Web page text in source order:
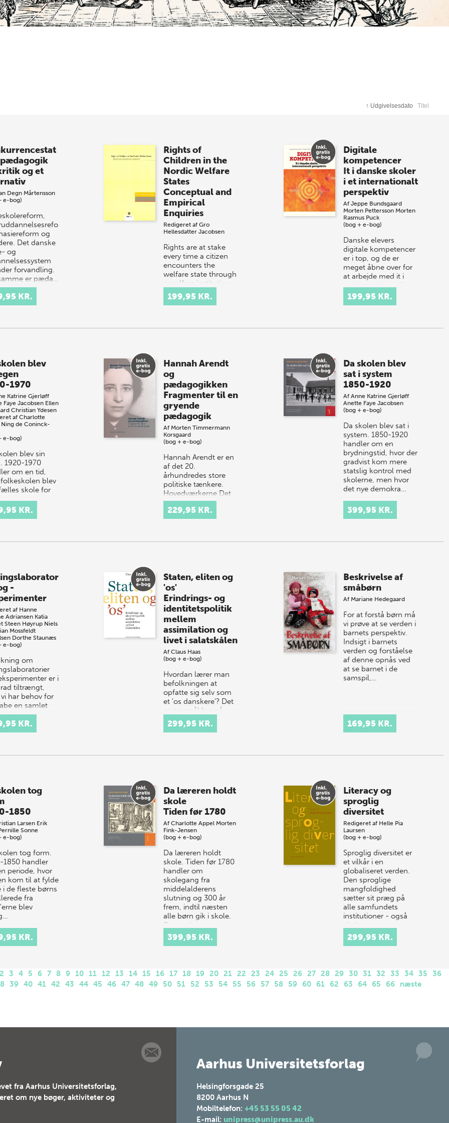
↑ Udgivelsesdato Titel
pædagogik
og et
Degn Mårtensson
e-bog)
og
Det danske
og
forvandling.
er pæda…
KR.
Rights of
Children in the
Nordic Welfare
States
Conceptual and
Empirical
Enquiries
Redigeret af Gro
Hellesdatter Jacobsen
Rights are at stake
every time a citizen
encounters the
welfare state through
a welfare institution
or through contact
with welfare
199,95 KR.
Digitale
kompetencer
It i danske skoler
i et internationalt
perspektiv
AfJeppe Bundsgaard
Morten Pettersson Morten
Rasmus Puck
(bog + e-bog)
Danske elevers
digitale kompetencer
er i top, og de er
meget åbne over for
at arbejde med it i
undervisningen. Det
gælder også deres
lærere, som har h…
199,95 KR.
blev
1970
Katrine Gjerløff
Faye Jacobsen Ellen
Christian Ydesen
af Charlotte
Ning de Coninck-
e-bog)
blev sin
1920-1970
om en tid,
blev
skole for
fleste børn,
stadig flere
KR.
Hannah Arendt
og
pædagogikken
Fragmenter til en
gryende
pædagogik
Af Morten Timmermann
Korsgaard
(bog + e-bog)
Hannah Arendt er en
af det 20.
århundredes store
politiske tænkere.
Hovedværkerne Det
totalitære
samfundssystems
oprindelse,
229,95 KR.
Da skolen blev
sat i system
1850-1920
AfAnne Katrine Gjerløff
Anette Faye Jacobsen
(bog + e-bog)
Da skolen blev sat i
system. 1850-1920
handler om en
brydningstid, hvor der
gradvist kom mere
statslig kontrol med
skolerne, men hvor
det nye demokra…
399,95 KR.
-
af Hanne
Adriansen Katia
Steen Høyrup Niels
Mossfeldt
Dorthe Staunæs
e-bog)
om
er i
tiltrængt,
har behov for
en samlet
over et
fler…
KR.
Staten, eliten og
'os'
Erindrings- og
identitetspolitik
mellem
assimilation og
livet i salatskålen
Af Claus Haas
(bog + e-bog)
Hvordan lærer man
befolkningen at
opfatte sig selv som
et 'os danskere'? Det
spørgsmål har på
forskellig vis været et
hovedtema i skolens
299,95 KR.
Beskrivelse af
småbørn
Af Mariane Hedegaard
For at forstå børn må
vi prøve at se verden i
barnets perspektiv.
Indsigt i barnets
verden og forståelse
af denne opnås ved
at se barnet i de
samspil,…
169,95 KR.
tog
1850
Larsen Erik
Sonne
e-bog)
tog form.
1850 handler
periode, hvor
kom til at fylde
i de fleste børns
fra
blev
KR.
Da læreren holdt
skole
Tiden før 1780
Af Charlotte Appel Morten
Fink-Jensen
(bog + e-bog)
Da læreren holdt
skole. Tiden før 1780
handler om
skolegang fra
middelalderens
slutning og 300 år
frem, indtil næsten
alle børn gik i skole.
Der var h…
399,95 KR.
Literacy og
sproglig
diversitet
Redigeret af Helle Pia
Laursen
(bog + e-bog)
Sproglig diversitet er
et vilkår i en
globaliseret verden.
Den sproglige
mangfoldighed
sætter sit præg på
alle samfundets
institutioner - også
skolen.…
299,95 KR.
2 3 4 5 6 7 8 9 10 11 12 13 14 15 16 17 18 19 20 21 22 23 24 25 26 27 28 29 30 31 32 33 34 35
36
39 40 41 42 43 44 45 46 47 48 49 50 51 52 53 54 55 56 57 58 59 60 61 62 63 64 65 66 næste
fra Aarhus Universitetsforlag,
om nye bøger, aktiviteter og
Aarhus Universitetsforlag
Helsingforsgade 25
8200 Aarhus N
Mobiltelefon: +45 53 55 05 42
E-mail: unipress@unipress.au.dk